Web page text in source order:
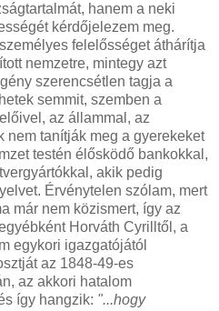
hanem a neki
kérdőjelezem meg.
felelősséget áthárítja
nemzetre, mintegy azt
szerencsétlen tagja a
semmit, szemben a
az állammal, az
nem tanítják meg a gyerekeket
testén élősködő bankokkal,
akik pedig
Érvénytelen szólam, mert
már nem közismert, így az
Horváth Cyrilltől, a
egykori igazgatójától
az 1848-49-es
az akkori hatalom
így hangzik: "...hogy